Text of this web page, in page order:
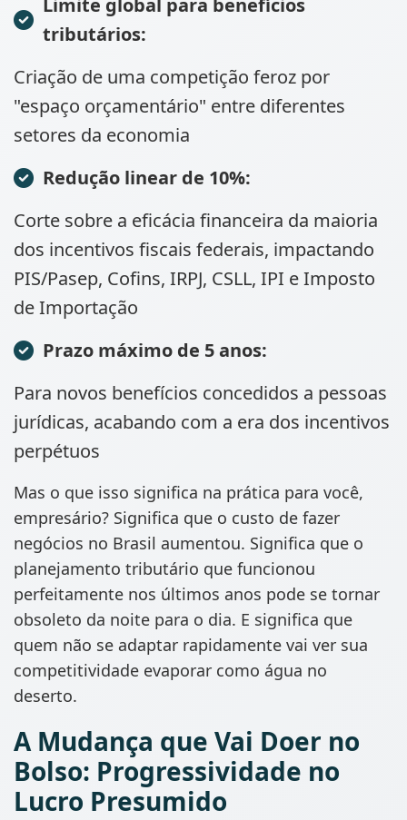
Limite global para benefícios
tributários:
Criação de uma competição feroz por
"espaço orçamentário" entre diferentes
setores da economia
Redução linear de 10%:
Corte sobre a eficácia financeira da maioria
dos incentivos fiscais federais, impactando
PIS/Pasep, Cofins, IRPJ, CSLL, IPI e Imposto
de Importação
Prazo máximo de 5 anos:
Para novos benefícios concedidos a pessoas
jurídicas, acabando com a era dos incentivos
perpétuos
Mas o que isso significa na prática para você,
empresário? Significa que o custo de fazer
negócios no Brasil aumentou. Significa que o
planejamento tributário que funcionou
perfeitamente nos últimos anos pode se tornar
obsoleto da noite para o dia. E significa que
quem não se adaptar rapidamente vai ver sua
competitividade evaporar como água no
deserto.
A Mudança que Vai Doer no
Bolso: Progressividade no
Lucro Presumido